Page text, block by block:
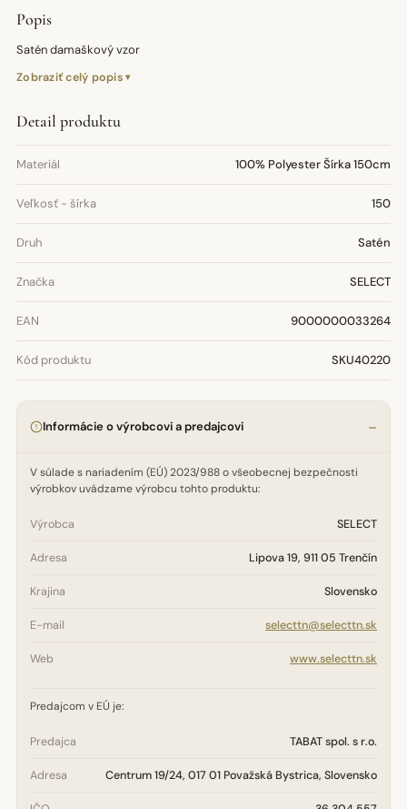
Popis
Satén damaškový vzor
Zobraziť celý popis
Detail produktu
Materiál 100% Polyester Šírka 150cm
Veľkosť - šírka 150
Druh Satén
Značka SELECT
EAN 9000000033264
Kód produktu SKU40220
Informácie o výrobcovi a predajcovi
V súlade s nariadením (EÚ) 2023/988 o všeobecnej bezpečnosti
výrobkov uvádzame výrobcu tohto produktu:
Výrobca SELECT
Adresa Lipova 19, 911 05 Trenčín
Krajina Slovensko
E-mail selecttn@selecttn.sk
Web www.selecttn.sk
Predajcom v EÚ je:
Predajca TABAT spol. s r.o.
Adresa Centrum 19/24, 017 01 Považská Bystrica, Slovensko